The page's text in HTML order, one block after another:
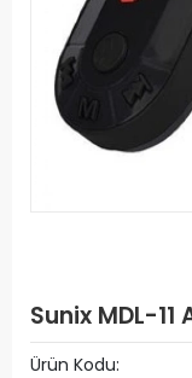
Sunix MDL-
Ürün Kodu: